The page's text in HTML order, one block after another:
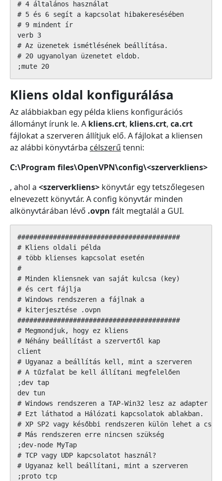
# 4 általános használat
# 5 és 6 segít a kapcsolat hibakeresésében
# 9 mindent ír
verb 3
# Az üzenetek ismétlésének beállítása.
# 20 ugyanolyan üzenetet eldob.
;mute 20
Kliens oldal konfigurálása
Az alábbiakban egy példa kliens konfigurációs
állományt írunk le. A kliens.crt, kliens.crt, ca.crt
fájlokat a szerveren állítjuk elő. A fájlokat a kliensen
az alábbi könyvtárba célszerű tenni:
C:\Program files\OpenVPN\config\<szerverkliens>
, ahol a <szerverkliens> könyvtár egy tetszőlegesen
elnevezett könyvtár. A config könyvtár minden
alkönyvtárában lévő .ovpn fált megtalál a GUI.
#########################################
# Kliens oldali példa
# több klienses kapcsolat esetén
#
# Minden kliensnek van saját kulcsa (key)
# és cert fájlja
# Windows rendszeren a fájlnak a
# kiterjesztése .ovpn
#########################################
# Megmondjuk, hogy ez kliens
# Néhány beállítást a szervertől kap
client
# Ugyanaz a beállítás kell, mint a szerveren
# A tűzfalat be kell állítani megfelelően
;dev tap
dev tun
# Windows rendszeren a TAP-Win32 lesz az adapter
# Ezt láthatod a Hálózati kapcsolatok ablakban.
# XP SP2 vagy későbbi rendszeren külön lehet a
# Más rendszeren erre nincsen szükség
;dev-node MyTap
# TCP vagy UDP kapcsolatot használ?
# Ugyanaz kell beállítani, mint a szerveren
;proto tcp